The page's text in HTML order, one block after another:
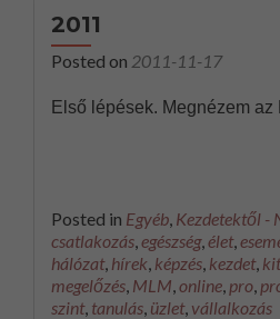
2011
Posted on 2011-11-17
Első lépések. Megnézem az
Posted in Egyéb, Kezdetektől -
csatlakozás,egészség,élet,
hálózat, hírek, képzés, kezdet,
megelőzés, MLM,online, pro,
szint, tanulás, üzlet, vállalkozás